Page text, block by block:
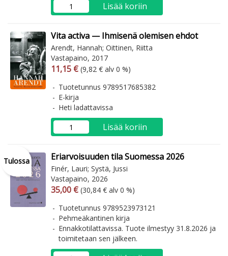
Lisää koriin
Vita activa — Ihmisenä olemisen ehdot
Arendt, Hannah; Oittinen, Riitta
Vastapaino, 2017
Arvonlisäverollinen hinta
11,15 € Arvonlisäveroton hinta
(9,82 € alv 0 %)
Tuotetunnus 9789517685382
E-kirja
Heti ladattavissa
Lisää koriin
Tulossa Eriarvoisuuden tila Suomessa 2026
Finér, Lauri; Systä, Jussi
Vastapaino, 2026
Arvonlisäverollinen hinta
35,00 € Arvonlisäveroton hinta
(30,84 € alv 0 %)
Tuotetunnus 9789523973121
Pehmeäkantinen kirja
Ennakkotilattavissa. Tuote ilmestyy 31.8.2026 ja
toimitetaan sen jälkeen.